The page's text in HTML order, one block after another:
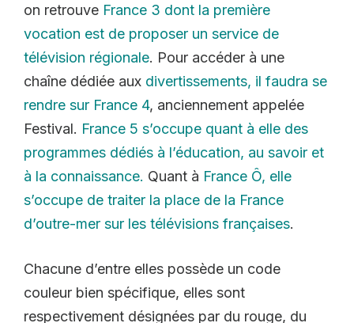
on retrouve France 3 dont la première
vocation est de proposer un service de
télévision régionale. Pour accéder à une
chaîne dédiée aux divertissements, il faudra se
rendre sur France 4, anciennement appelée
Festival. France 5 s’occupe quant à elle des
programmes dédiés à l’éducation, au savoir et
à la connaissance. Quant à France Ô, elle
s’occupe de traiter la place de la France
d’outre-mer sur les télévisions françaises.
Chacune d’entre elles possède un code
couleur bien spécifique, elles sont
respectivement désignées par du rouge, du